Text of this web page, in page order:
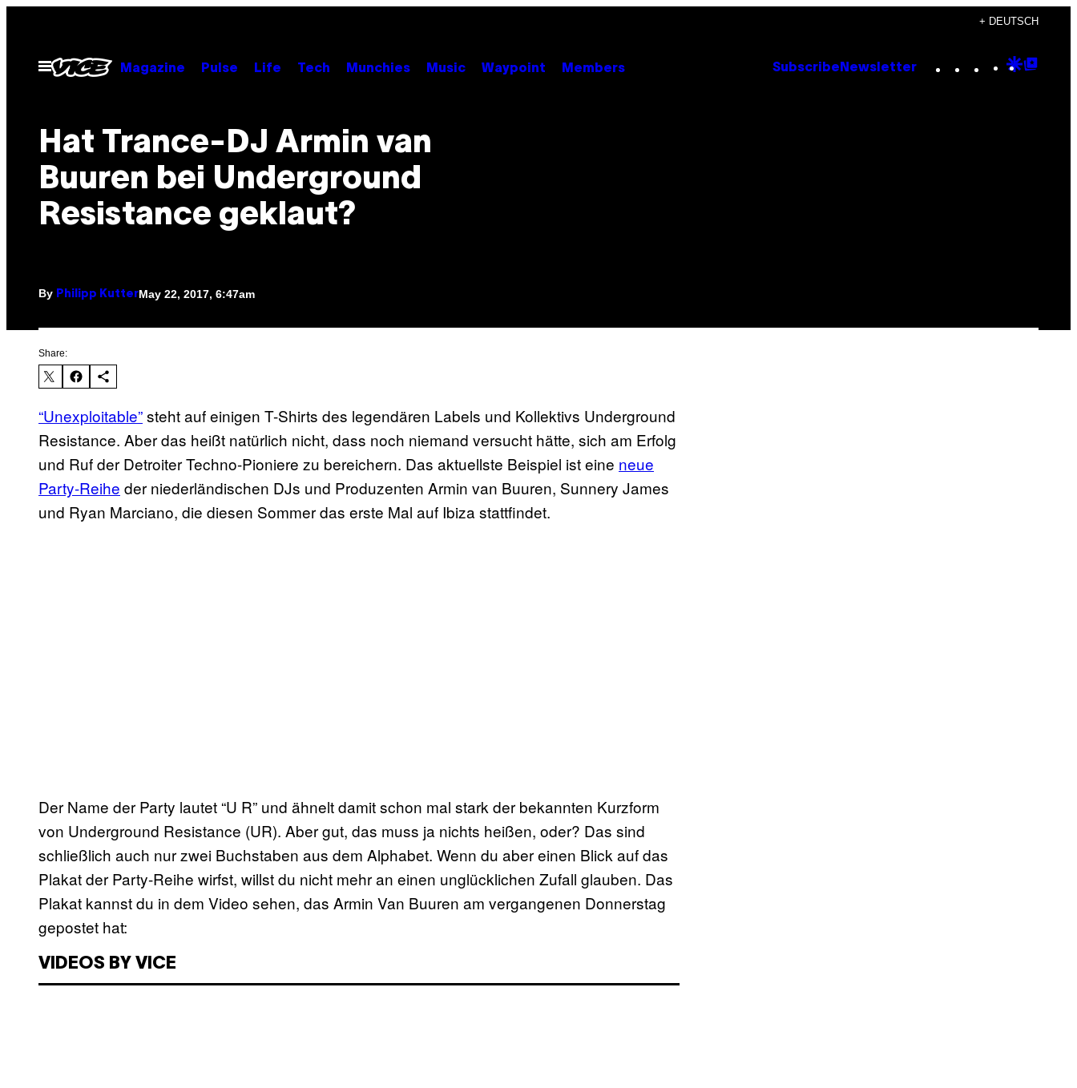
content
+ DEUTSCH
Open
Menu
Magazine Pulse Life Tech Munchies Music Waypoint Members Subscribe Newsletter Instagram
TikTok
YouTube
Google
Hat Trance-DJ Armin van
Buuren bei Underground
Resistance geklaut?
By Philipp KutterMay 22, 2017, 6:47am
Share:
“Unexploitable”steht auf einigen T-Shirts des legendären Labels und Kollektivs Underground
Resistance. Aber das heißt natürlich nicht, dass noch niemand versucht hätte, sich am Erfolg
und Ruf der Detroiter Techno-Pioniere zu bereichern. Das aktuellste Beispiel ist eine neue
Party-Reihe der niederländischen DJs und Produzenten Armin van Buuren, Sunnery James
und Ryan Marciano, die diesen Sommer das erste Mal auf Ibiza stattfindet.
Der Name der Party lautet “U R” und ähnelt damit schon mal stark der bekannten Kurzform
von Underground Resistance (UR). Aber gut, das muss ja nichts heißen, oder? Das sind
schließlich auch nur zwei Buchstaben aus dem Alphabet. Wenn du aber einen Blick auf das
Plakat der Party-Reihe wirfst, willst du nicht mehr an einen unglücklichen Zufall glauben. Das
Plakat kannst du in dem Video sehen, das Armin Van Buuren am vergangenen Donnerstag
gepostet hat:
VIDEOS BY VICE